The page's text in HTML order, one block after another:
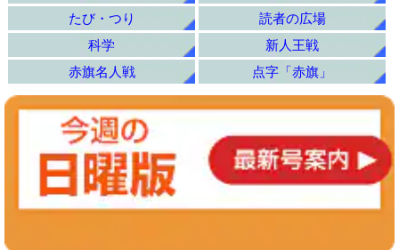
たび・つり
読者の広場
科学
新人王戦
赤旗名人戦
点字「赤旗」